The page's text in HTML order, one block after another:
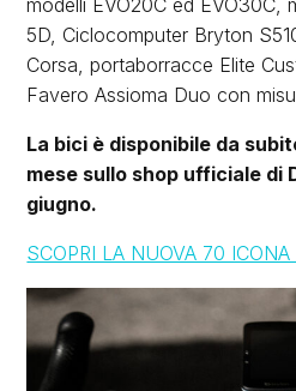
modelli EVO20C ed EVO30C,
5D, Ciclocomputer Bryton
Corsa, portaborracce Elite
Favero Assioma Duo con
La bici è disponibile da
mese sullo shop ufficiale di
giugno.
SCOPRI LA NUOVA 70 ICONA